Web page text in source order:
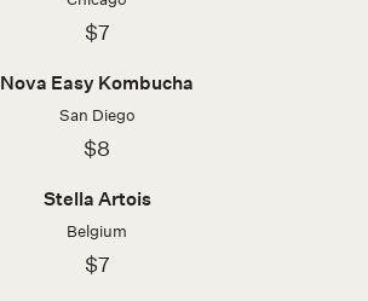
$7
Nova Easy Kombucha
San Diego
$8
Stella Artois
Belgium
$7